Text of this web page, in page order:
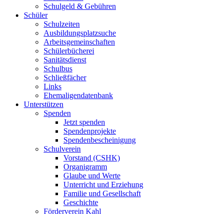
Schulgeld & Gebühren
Schüler
Schulzeiten
Ausbildungsplatzsuche
Arbeitsgemeinschaften
Schülerbücherei
Sanitätsdienst
Schulbus
Schließfächer
Links
Ehemaligendatenbank
Unterstützen
Spenden
Jetzt spenden
Spendenprojekte
Spendenbescheinigung
Schulverein
Vorstand (CSHK)
Organigramm
Glaube und Werte
Unterricht und Erziehung
Familie und Gesellschaft
Geschichte
Förderverein Kahl